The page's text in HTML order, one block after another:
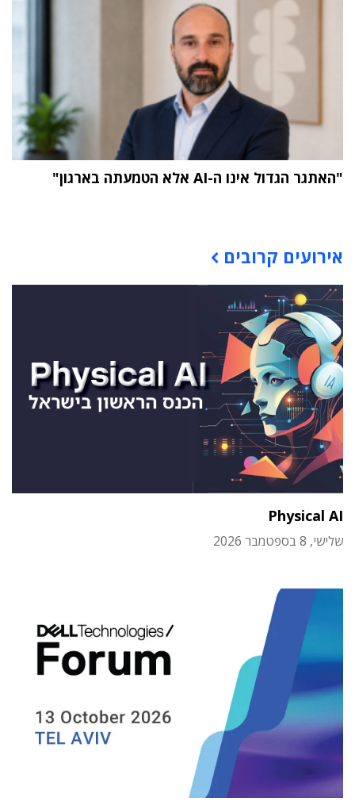
"האתגר הגדול אינו ה-AI אלא הטמעתה בארגון"
אירועים קרובים
Physical AI
שלישי, 8 בספטמבר 2026